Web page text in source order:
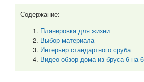
Содержание:
Планировка для жизни
Выбор материала
Интерьер стандартного сруба
Видео обзор дома из бруса 6 на 6